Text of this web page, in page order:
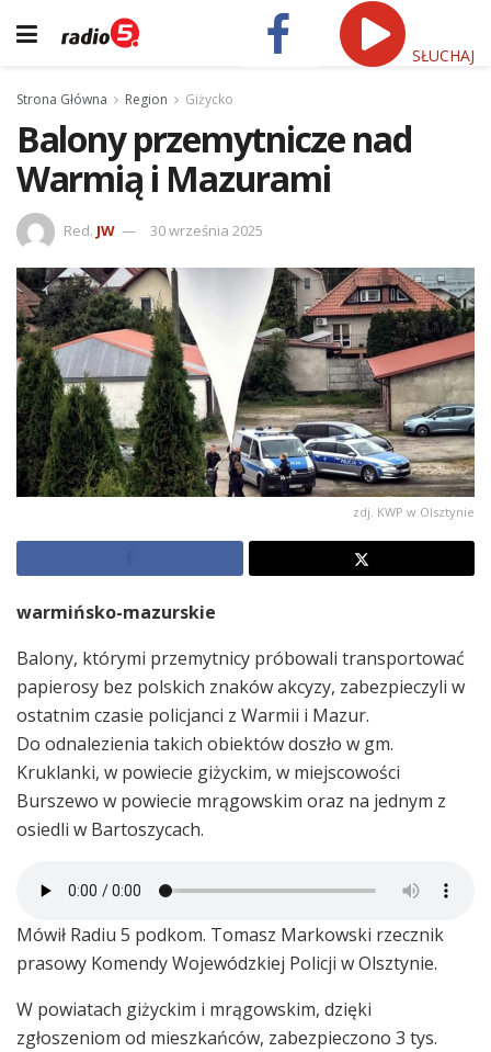
SŁUCHAJ
Strona Główna Region Giżycko
Balony przemytnicze nad
Warmią i Mazurami
Red. JW 30 września 2025
zdj. KWP w Olsztynie
warmińsko-mazurskie
Balony, którymi przemytnicy próbowali transportować
papierosy bez polskich znaków akcyzy, zabezpieczyli w
ostatnim czasie policjanci z Warmii i Mazur.
Do odnalezienia takich obiektów doszło w gm.
Kruklanki, w powiecie giżyckim, w miejscowości
Burszewo w powiecie mrągowskim oraz na jednym z
osiedli w Bartoszycach.
Mówił Radiu 5 podkom. Tomasz Markowski rzecznik
prasowy Komendy Wojewódzkiej Policji w Olsztynie.
W powiatach giżyckim i mrągowskim, dzięki
zgłoszeniom od mieszkańców, zabezpieczono 3 tys.